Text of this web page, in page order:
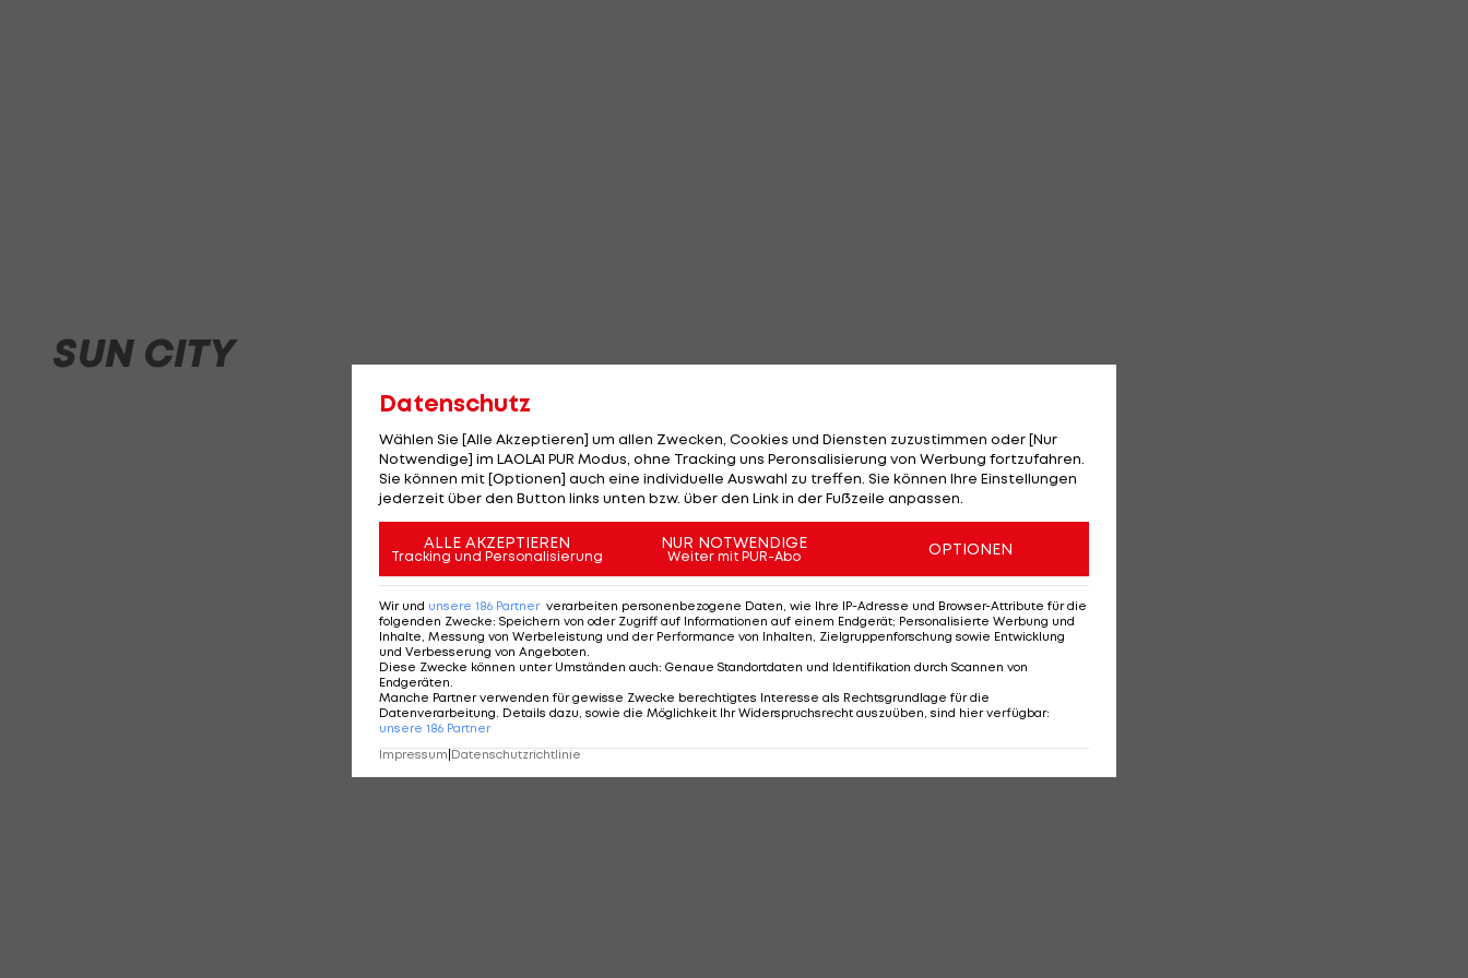
SUN CITY
Datenschutz
Wählen Sie [Alle Akzeptieren] um allen Zwecken, Cookies und Diensten zuzustimmen oder [Nur
Notwendige] im LAOLA1 PUR Modus, ohne Tracking uns Peronsalisierung von Werbung fortzufahren.
Sie können mit [Optionen] auch eine individuelle Auswahl zu treffen. Sie können Ihre Einstellungen
jederzeit über den Button links unten bzw. über den Link in der Fußzeile anpassen.
ALLE AKZEPTIEREN
Tracking und Personalisierung
NUR NOTWENDIGE
Weiter mit PUR-Abo OPTIONEN
Wir und unsere 186 Partner verarbeiten personenbezogene Daten, wie Ihre IP-Adresse und Browser-Attribute für die
folgenden Zwecke: Speichern von oder Zugriff auf Informationen auf einem Endgerät; Personalisierte Werbung und
Inhalte, Messung von Werbeleistung und der Performance von Inhalten, Zielgruppenforschung sowie Entwicklung
und Verbesserung von Angeboten
Diese Zwecke können unter Umständen auch: Genaue Standortdaten und Identifikation durch Scannen von
Endgeräten
Manche Partner verwenden für gewisse Zwecke berechtigtes Interesse als Rechtsgrundlage für die
Datenverarbeitung. Details dazu, sowie die Möglichkeit Ihr Widerspruchsrecht auszuüben, sind hier verfügbar:
unsere 186 Partner
Impressum|Datenschutzrichtlinie